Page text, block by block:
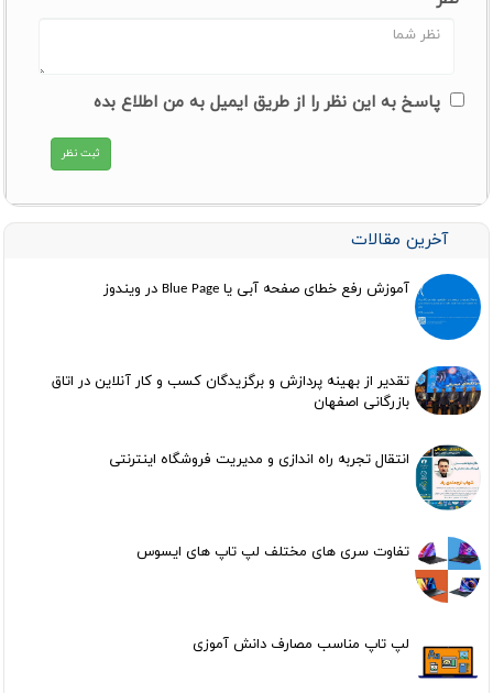
پاسخ به این نظر را از طریق ایمیل به من اطلاع بده
آخرین مقالات
آموزش رفع خطای صفحه آبی یا Blue Page در ویندوز
تقدیر از بهینه پردازش و برگزیدگان کسب و کار آنلاین در اتاق
بازرگانی اصفهان
انتقال تجربه راه اندازی و مدیریت فروشگاه اینترنتی
تفاوت سری های مختلف لپ تاپ های ایسوس
لپ تاپ مناسب مصارف دانش آموزی